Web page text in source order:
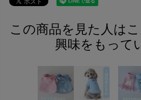
この商品を見た人は
興味をもって